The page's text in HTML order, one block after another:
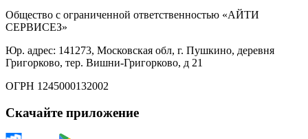
Общество с ограниченной ответственностью «АЙТИ
СЕРВИСЕЗ»
Юр. адрес: 141273, Московская обл, г. Пушкино, деревня
Григорково, тер. Вишни-Григорково, д 21
ОГРН 1245000132002
Скачайте приложение